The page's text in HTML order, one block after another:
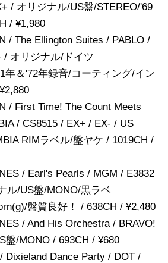
/ オリジナル/US盤/STEREO/'69
/ ¥1,980
/ The Ellington Suites / PABLO /
/ オリジナル/ドイツ
年＆'72年録音/コーティング/イン
/ First Time! The Count Meets
/ CS8515 / EX+ / EX- / US
RIMラベル/盤ヤケ / 1019CH /
/ Earl's Pearls / MGM / E3832
ル/US盤/MONO/黒ラベ
盤質良好！ / 638CH / ¥2,480
/ And His Orchestra / BRAVO!
盤/MONO / 693CH / ¥680
Dixieland Dance Party / DOT /